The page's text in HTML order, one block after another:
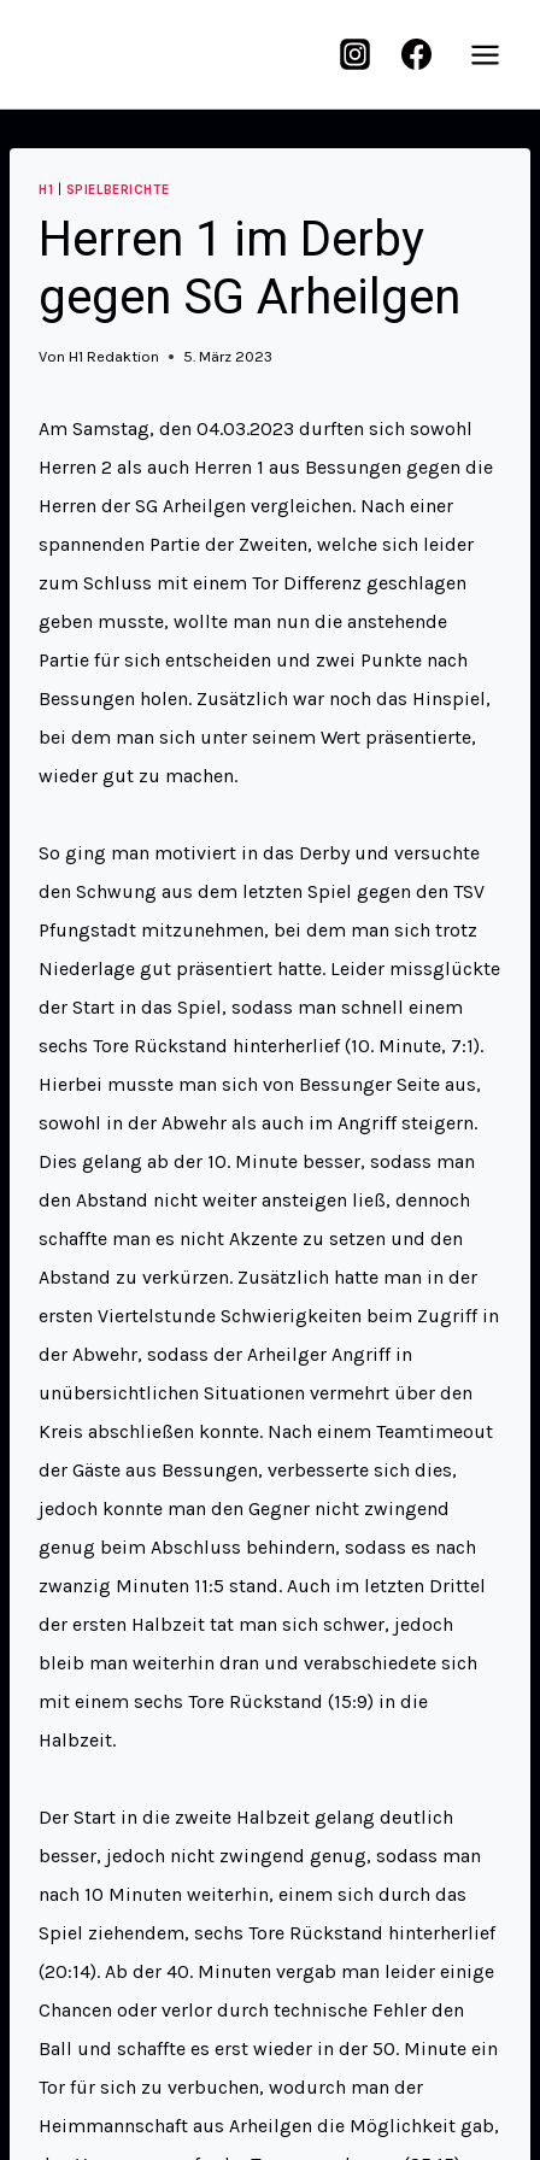
H1 SPIELBERICHTE
Herren 1 im Derby
gegen SG Arheilgen
Von H1 Redaktion 5. März 2023
Am Samstag, den 04.03.2023 durften sich sowohl
Herren 2 als auch Herren 1 aus Bessungen gegen die
Herren der SG Arheilgen vergleichen. Nach einer
spannenden Partie der Zweiten, welche sich leider
zum Schluss mit einem Tor Differenz geschlagen
geben musste, wollte man nun die anstehende
Partie für sich entscheiden und zwei Punkte nach
Bessungen holen. Zusätzlich war noch das Hinspiel,
bei dem man sich unter seinem Wert präsentierte,
wieder gut zu machen.
So ging man motiviert in das Derby und versuchte
den Schwung aus dem letzten Spiel gegen den TSV
Pfungstadt mitzunehmen, bei dem man sich trotz
Niederlage gut präsentiert hatte. Leider missglückte
der Start in das Spiel, sodass man schnell einem
sechs Tore Rückstand hinterherlief (10. Minute, 7:1).
Hierbei musste man sich von Bessunger Seite aus,
sowohl in der Abwehr als auch im Angriff steigern.
Dies gelang ab der 10. Minute besser, sodass man
den Abstand nicht weiter ansteigen ließ, dennoch
schaffte man es nicht Akzente zu setzen und den
Abstand zu verkürzen. Zusätzlich hatte man in der
ersten Viertelstunde Schwierigkeiten beim Zugriff in
der Abwehr, sodass der Arheilger Angriff in
unübersichtlichen Situationen vermehrt über den
Kreis abschließen konnte. Nach einem Teamtimeout
der Gäste aus Bessungen, verbesserte sich dies,
jedoch konnte man den Gegner nicht zwingend
genug beim Abschluss behindern, sodass es nach
zwanzig Minuten 11:5 stand. Auch im letzten Drittel
der ersten Halbzeit tat man sich schwer, jedoch
bleib man weiterhin dran und verabschiedete sich
mit einem sechs Tore Rückstand (15:9) in die
Halbzeit.
Der Start in die zweite Halbzeit gelang deutlich
besser, jedoch nicht zwingend genug, sodass man
nach 10 Minuten weiterhin, einem sich durch das
Spiel ziehendem, sechs Tore Rückstand hinterherlief
(20:14). Ab der 40. Minuten vergab man leider einige
Chancen oder verlor durch technische Fehler den
Ball und schaffte es erst wieder in der 50. Minute ein
Tor für sich zu verbuchen, wodurch man der
Heimmannschaft aus Arheilgen die Möglichkeit gab,